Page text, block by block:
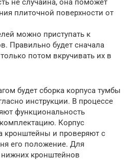
не случайна, она поможет
плиточной поверхности от
можно приступать к
Правильно будет сначала
потом вкручивать их в
будет сборка корпуса тумбы
инструкции. В процессе
функциональность
Корпус
кронштейны и проверяют с
его положение. Для
кронштейнов